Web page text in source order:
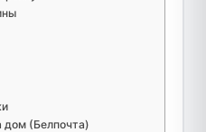
дом (Белпочта)